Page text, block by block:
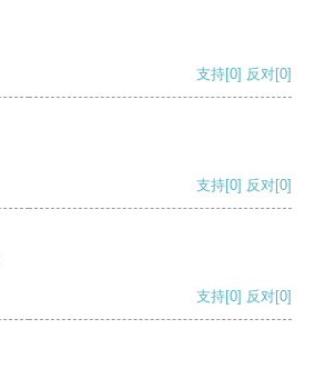
支持[0] 反对[0]
支持[0] 反对[0]
支持[0] 反对[0]